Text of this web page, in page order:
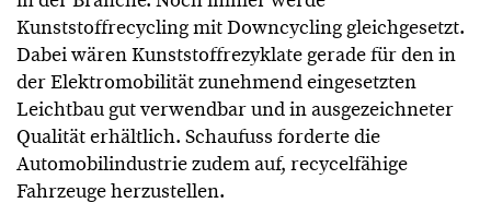
Kunststoffrecycling mit Downcycling gleichgesetzt.
Dabei wären Kunststoffrezyklate gerade für den in
der Elektromobilität zunehmend eingesetzten
Leichtbau gut verwendbar und in ausgezeichneter
Qualität erhältlich. Schaufuss forderte die
Automobilindustrie zudem auf, recycelfähige
Fahrzeuge herzustellen.